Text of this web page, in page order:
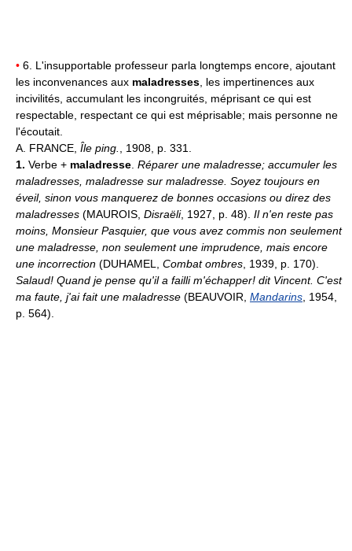
• 6. L'insupportable professeur parla longtemps encore, ajoutant
les inconvenances aux maladresses , les impertinences aux
incivilités, accumulant les incongruités, méprisant ce qui est
respectable, respectant ce qui est méprisable; mais personne ne
l'écoutait.
A. FRANCE, Île ping.
, 1908, p. 331.
1. Verbe + maladresse Réparer une maladresse; accumuler les
maladresses, maladresse sur maladresse. Soyez toujours en
éveil, sinon vous manquerez de bonnes occasions ou direz des
maladresses (MAUROIS, Disraëli, 1927, p. 48). Il n'en reste pas
moins, Monsieur Pasquier, que vous avez commis non seulement
une maladresse, non seulement une imprudence, mais encore
une incorrection (DUHAMEL, Combat ombres , 1939, p. 170).
Salaud! Quand je pense qu'il a failli m'échapper! dit Vincent. C'est
ma faute, j'ai fait une maladresse (BEAUVOIR, Mandarins , 1954,
p. 564).